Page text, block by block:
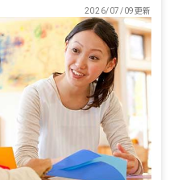
2026/07/09更新